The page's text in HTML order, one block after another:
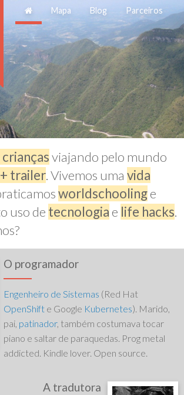
Mapa Blog Parceiros
viajando pelo mundo
trailer. Vivemos uma vida
worldschoolinge
uso de tecnologia e life hacks.
O programador
Engenheiro de Sistemas (Red Hat
OpenShift e Google Kubernetes). Marido,
pai, patinador, também costumava tocar
piano e saltar de paraquedas. Prog metal
addicted. Kindle lover. Open source.
A tradutora